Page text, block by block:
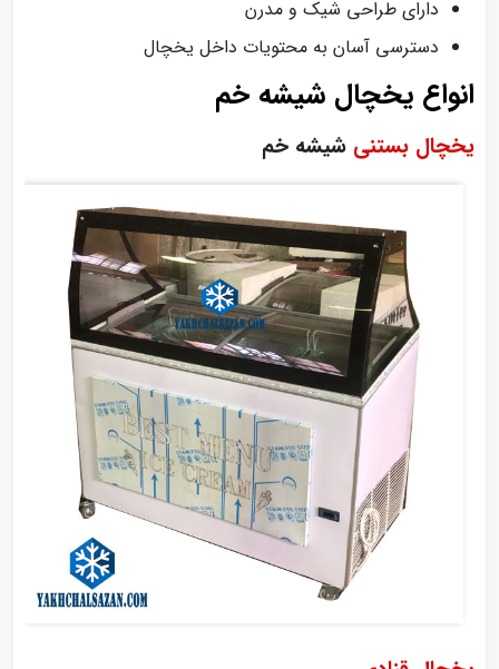
دارای طراحی شیک و مدرن
دسترسی آسان به محتویات داخل یخچال
انواع یخچال شیشه خم
یخچال بستنی شیشه خم